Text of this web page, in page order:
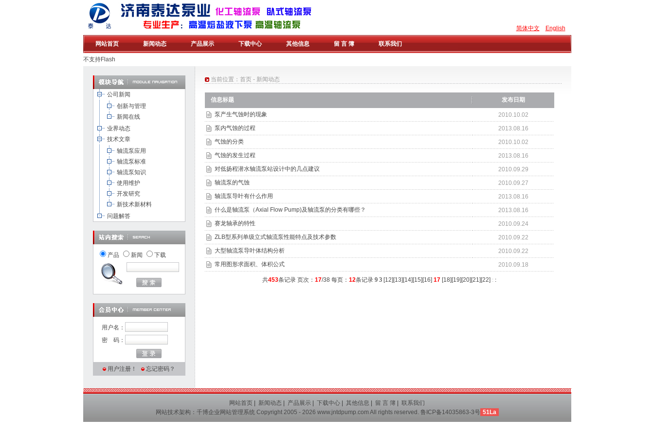
简体中文 English
网站首页 新闻动态 产品展示 下载中心 其他信息 留 言 簿 联系我们
不支持Flash
公司新闻
创新与管理
新闻在线
业界动态
技术文章
轴流泵应用
轴流泵标准
轴流泵知识
使用维护
开发研究
新技术新材料
问题解答
产品 新闻 下载
用户名：
密 码：
用户注册！ 忘记密码？
当前位置： 首页- 新闻动态
信息标题 发布日期
泵产生气蚀时的现象
2010.10.02
泵内气蚀的过程
2013.08.16
气蚀的分类
2010.10.02
气蚀的发生过程
2013.08.16
对低扬程潜水轴流泵站设计中的几点建议
2010.09.29
轴流泵的气蚀
2010.09.27
轴流泵导叶有什么作用
2013.08.16
什么是轴流泵（Axial Flow Pump)及轴流泵的分类有哪些？
2013.08.16
赛龙轴承的特性
2010.09.24
ZLB型系列单级立式轴流泵性能特点及技术参数
2010.09.22
大型轴流泵导叶体结构分析
2010.09.22
常用图形求面积、体积公式
2010.09.18
共453条记录 页次： 17/38 每页： 12条记录 9 3 [12][13][14][15][16] 17 [18][19][20][21][22] : :
网站首页 新闻动态 产品展示 下载中心 其他信息 留 言 簿
联系我们
网站技术架构： 千博企业网站管理系统Copyright 2005 - 2026 www.jntdpump.comAll rights reserved. 鲁ICP备14035863-3号 51La